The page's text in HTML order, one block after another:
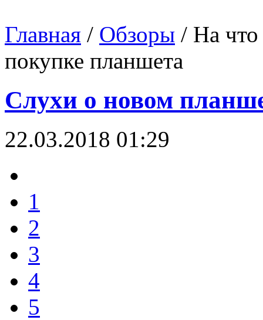
Главная / Обзоры / На что
покупке планшета
Слухи о новом
22.03.2018 01:29
1
2
3
4
5